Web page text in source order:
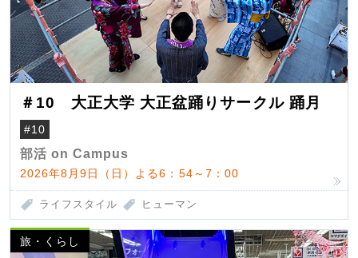
＃10 大正大学 大正盆踊りサークル 踊月
#10
部活 on Campus
2026年8月9日（日）よる6：54～7：00
ライフスタイル ヒューマン
旅・くらし